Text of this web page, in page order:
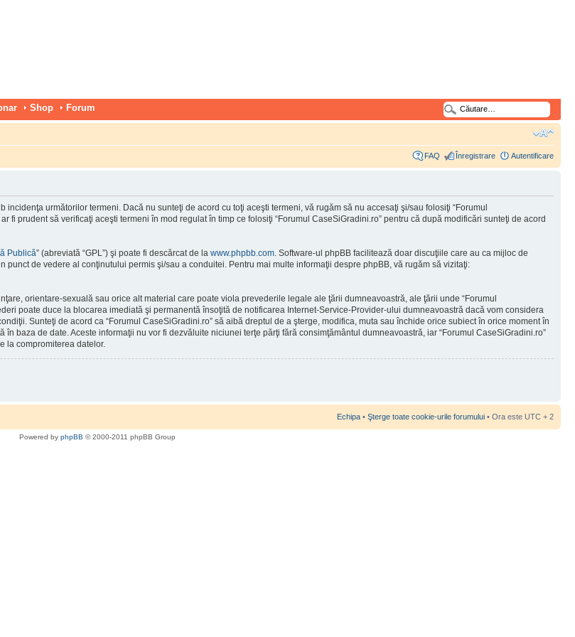
Shop Forum
FAQ Înregistrare Autentificare
următorilor termeni. Dacă nu sunteţi de acord cu toţi aceşti termeni, vă rugăm să nu accesaţi şi/sau folosiţi “Forumul
fi prudent să verificaţi aceşti termeni în mod regulat în timp ce folosiţi “Forumul CaseSiGradini.ro” pentru că după modificări sunteţi de acord
Publică” (abreviată “GPL”) şi poate fi descărcat de la www.phpbb.com. Software-ul phpBB facilitează doar discuţiile care au ca mijloc de
de vedere al conţinutului permis şi/sau a conduitei. Pentru mai multe informaţii despre phpBB, vă rugăm să vizitaţi:
orientare-sexuală sau orice alt material care poate viola prevederile legale ale ţării dumneavoastră, ale ţării unde “Forumul
poate duce la blocarea imediată şi permanentă însoţită de notificarea Internet-Service-Provider-ului dumneavoastră dacă vom considera
Sunteţi de acord ca “Forumul CaseSiGradini.ro” să aibă dreptul de a şterge, modifica, muta sau închide orice subiect în orice moment în
baza de date. Aceste informaţii nu vor fi dezvăluite niciunei terţe părţi fără consimţământul dumneavoastră, iar “Forumul CaseSiGradini.ro”
la compromiterea datelor.
Echipa • Şterge toate cookie-urile forumului • Ora este UTC + 2
Powered by phpBB © 2000-2011 phpBB Group